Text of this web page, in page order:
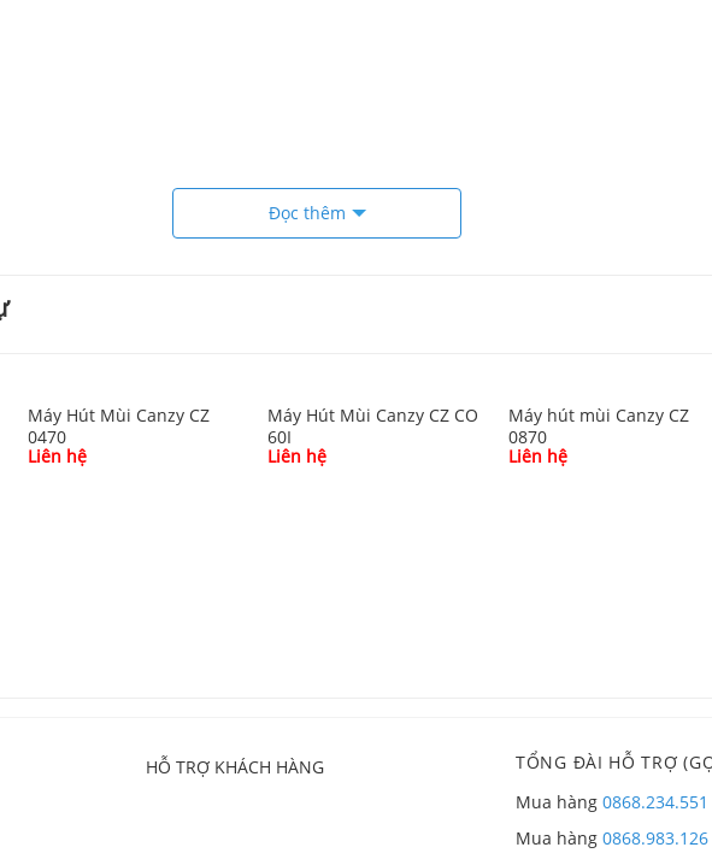
Đọc thêm
Máy Hút Mùi Canzy CZ
0470
Liên hệ
Máy Hút Mùi Canzy CZ CO
60I
Liên hệ
Máy hút mùi Canzy CZ
0870
Liên hệ
HỖ TRỢ KHÁCH HÀNG
TỔNG ĐÀI HỖ TRỢ
Mua hàng 0868.234.551
Mua hàng 0868.983.126